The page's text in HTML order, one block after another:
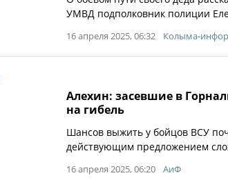
УМВД подполковник полиции
16 апреля 2025, 06:32 Колыма-
Алехин: засевшие в
на гибель
Шансов выжить у бойцов ВСУ
действующим предложением
16 апреля 2025, 06:20 АиФ